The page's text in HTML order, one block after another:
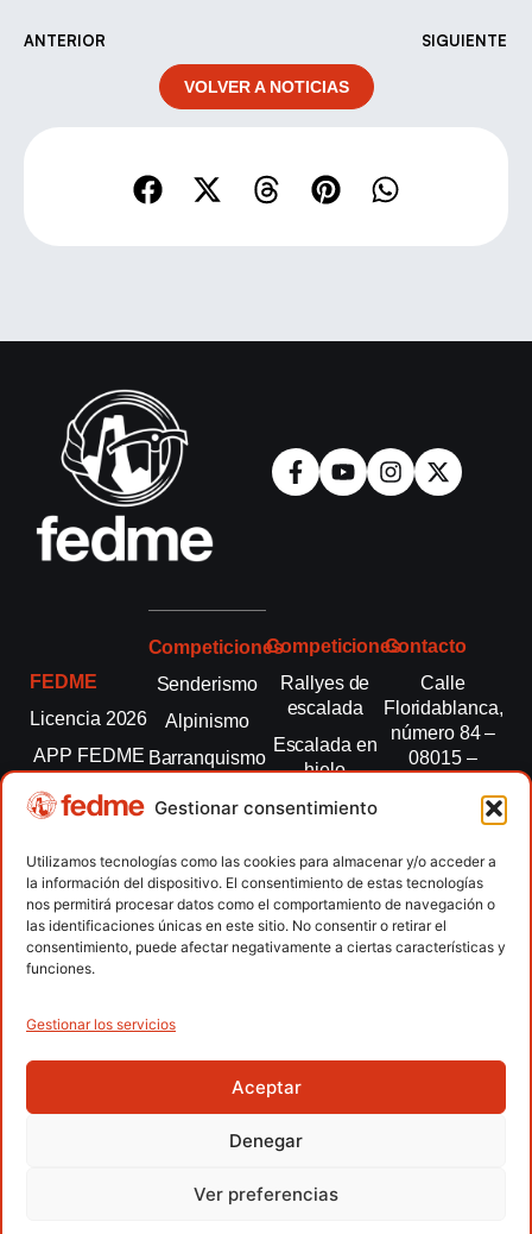
Gestionar consentimiento
Utilizamos tecnologías como las cookies para almacenar y/o acceder a
la información del dispositivo. El consentimiento de estas tecnologías
nos permitirá procesar datos como el comportamiento de navegación o
las identificaciones únicas en este sitio. No consentir o retirar el
consentimiento, puede afectar negativamente a ciertas características y
funciones.
Gestionar los servicios
Aceptar
Denegar
Ver preferencias
ANTERIOR SIGUIENTE
VOLVER A NOTICIAS
FEDME
Licencia 2026
APP FEDME
Transparencia
autonómicas
Clubes
Contacto
Competiciones
Senderismo
Alpinismo
Barranquismo
montaña
Escalada
Escalada
paralimpica
Competiciones
Rallyes de
escalada
Escalada en
hielo
Esquí de
Marcha
Nórdica
Raquetas de
nieve
Contacto
Calle
Floridablanca,
número 84 –
08015 –
fedme@fedme.es
934 264 267
Copyright © 2026 Federación Española de Deportes de
Montaña y Escalada | Desarrollado porTOOOLS
Política de Privacidad APPAccesibilidad